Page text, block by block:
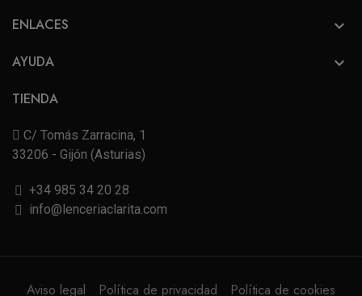
ENLACES 
AYUDA 
TIENDA
C/ Tomás Zarracina, 1
33206 - Gijón (Asturias)
+34 985 34 20 28
info@lenceriaclarita.com
Aviso legal Política de privacidad Política de cookies